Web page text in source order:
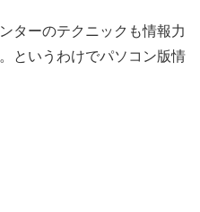
ターのテクニックも情報力
というわけでパソコン版情